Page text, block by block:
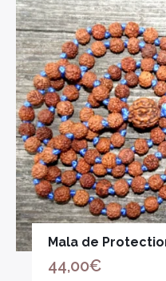
Mala de
44,00€